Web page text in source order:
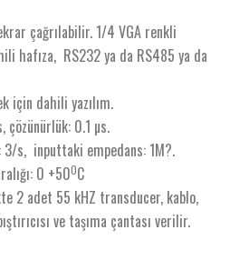
çağrılabilir. 1/4 VGA renkli
hafıza, RS232 ya da RS485 ya da
için dahili yazılım.
çözünürlük: 0.1 µs.
3/s, inputtaki empedans: 1M?.
0 +500C
2 adet 55 kHZ transducer, kablo,
ve taşıma çantası verilir.